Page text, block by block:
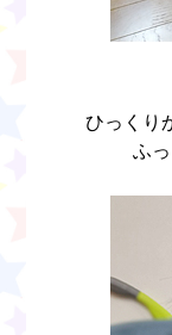
ひっくり
ふ